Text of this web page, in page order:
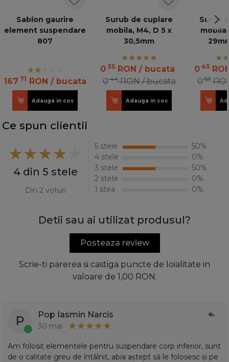
Sablon gaurire
element suspendare
807
167 71 RON / bucata
Adauga in cos
Surub de cuplare
mobila, M4, D 5 x
30,5mm
0 35 RON / bucata
044 RON / bucata
Adauga in cos
Surub
045
053
Ce spun clientii
4 din 5 stele
Din 2 voturi
5 stele
50%
4 stele
0%
3 stele
50%
2 stele
0%
1 stea
0%
Detii sau ai utilizat produsul?
Posteaza review
Scrie-ti parerea si castiga puncte de loialitate in
valoare de 1,00 RON.
P Pop Iasmin Narcis
30 mai
Am folosit elementele pentru suspendare corp inferior, sunt
de o calitate greu de întâlnit, abia aștept să le folosesc și pe